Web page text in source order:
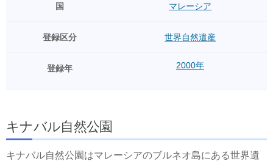
国 マレーシア
登録区分 世界自然遺産
登録年 2000年
キナバル自然公園
キナバル自然公園はマレーシアのブルネオ島にある世界遺